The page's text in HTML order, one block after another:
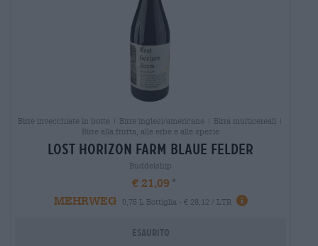
Birre invecchiate in botte | Birre inglesi/americane | Birra multicereali |
Birre alla frutta, alle erbe e alle spezie
lost horizon farm blaue felder
Buddelship
€ 21,09
MEHRWEG
0,75 L Bottiglia - € 28,12 / LTR
Esaurito